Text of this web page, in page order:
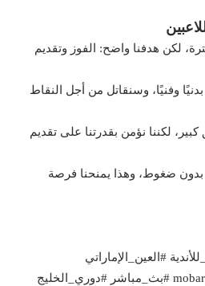
لكن هدفنا واضح: الفوز وتقديم
وفنيًا، وسنقاتل من أجل النقاط
لكننا نؤمن بقدرتنا على تقديم
ضغوط، وهذا يمنحنا فرصة
#العين_الإماراتي